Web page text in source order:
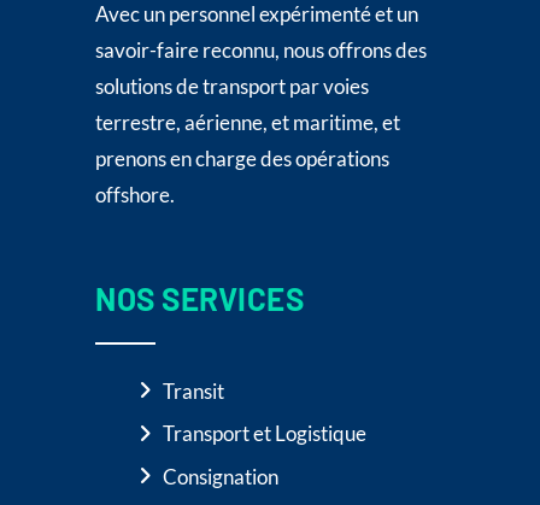
Avec un personnel expérimenté et un
savoir-faire reconnu, nous offrons des
solutions de transport par voies
terrestre, aérienne, et maritime, et
prenons en charge des opérations
offshore.
NOS SERVICES
Transit
Transport et Logistique
Consignation